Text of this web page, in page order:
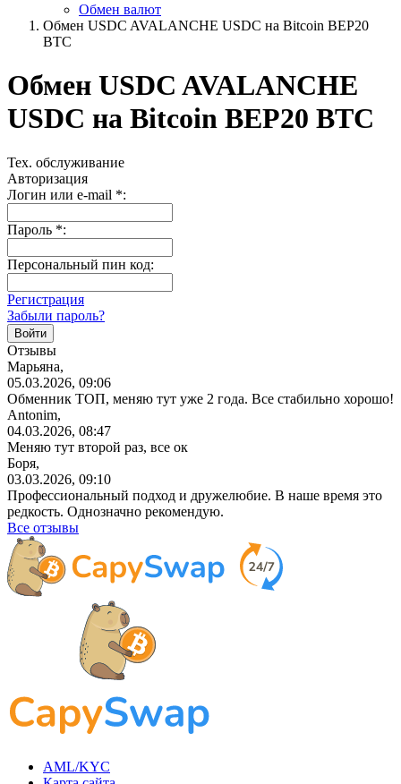
Обмен валют
Обмен USDC AVALANCHE USDC на Bitcoin BEP20
BTC
Обмен USDC AVALANCHE
USDC на Bitcoin BEP20 BTC
Тех. обслуживание
Авторизация
Логин или e-mail *:
Пароль *:
Персональный пин код:
Регистрация
Забыли пароль?
Отзывы
Марьяна,
05.03.2026, 09:06
Обменник ТОП, меняю тут уже 2 года. Все стабильно хорошо!
Antonim,
04.03.2026, 08:47
Меняю тут второй раз, все ок
Боря,
03.03.2026, 09:10
Профессиональный подход и дружелюбие. В наше время это
редкость. Однозначно рекомендую.
Все отзывы
AML/KYC